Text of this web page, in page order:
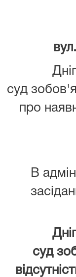
суд
про
В
суд